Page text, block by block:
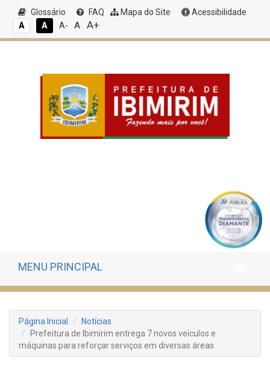
Glossário FAQ Mapa do Site
Acessibilidade
A
A A- A A+
MENU PRINCIPAL
Página Inicial
Notícias
Prefeitura de Ibimirim entrega 7 novos veículos e
máquinas para reforçar serviços em diversas áreas